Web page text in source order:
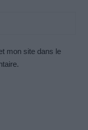
mon site dans le